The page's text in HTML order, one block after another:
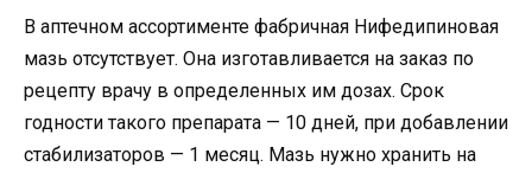
В аптечном ассортименте фабричная Нифедипиновая
мазь отсутствует. Она изготавливается на заказ по
рецепту врачу в определенных им дозах. Срок
годности такого препарата — 10 дней, при добавлении
стабилизаторов — 1 месяц. Мазь нужно хранить на